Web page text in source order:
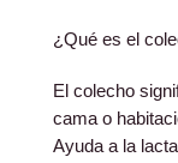
¿Qué es el
El colecho
cama o
Ayuda a la